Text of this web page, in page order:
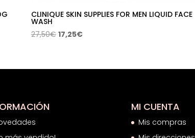
CLINIQUE SKIN SUPPLIES FOR MEN LIQUID FACE
WASH
27,50€ El
era:
17,25€El
es:
MI CUENTA
Mis compras